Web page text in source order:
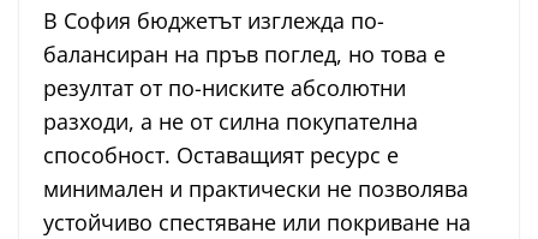
В София бюджетът изглежда по-
балансиран на пръв поглед, но това е
резултат от по-ниските абсолютни
разходи, а не от силна покупателна
способност. Оставащият ресурс е
минимален и практически не позволява
устойчиво спестяване или покриване на